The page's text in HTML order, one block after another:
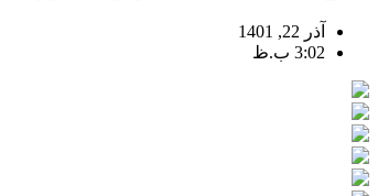
آذر 22, 1401
3:02 ب.ظ